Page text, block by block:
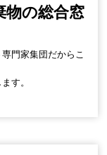
物の総合窓
門家集団だからこ
す。